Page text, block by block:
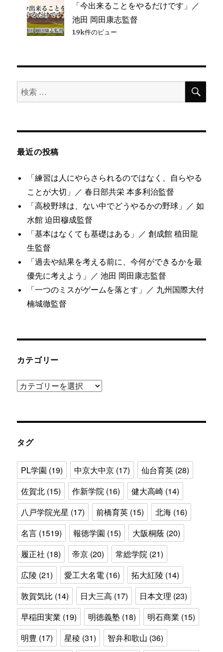
「今出来ることをやるだけです」／
池田 岡田康志監督
1.9k件のビュー
検
索
象:
検
最近の投稿
「練習は人にやらさられるのではなく、自らやる
ことが大切」／ 春日部共栄 本多利治監督
「高校野球は、ない中でどうやるかの野球」／ 如
水館 迫田穆成監督
「基本はなくても基礎はある」／ 創成館 稙田龍
生監督
「過去や結果を考える前に、今何ができるかを最
優先に考えよう」／ 池田 岡田康志監督
「一つのミスがゲームを落とす」／ 九州国際大付
楠城徹監督
カテゴリー
カ
ー
タグ
PL学園 (19) 中京大中京 (17) 仙台育英 (28)
佐賀北 (15) 作新学院 (16) 健大高崎 (14)
八戸学院光星 (17) 前橋育英 (15) 北海 (16)
名言 (1519) 報徳学園 (15) 大阪桐蔭 (20)
履正社 (18) 帝京 (20) 常総学院 (21)
広陵 (21) 愛工大名電 (16) 拓大紅陵 (14)
敦賀気比 (14) 日大三高 (17) 日本文理 (23)
早稲田実業 (19) 明徳義塾 (18) 明石商業 (15)
明豊 (17) 星稜 (31) 智弁和歌山 (36)